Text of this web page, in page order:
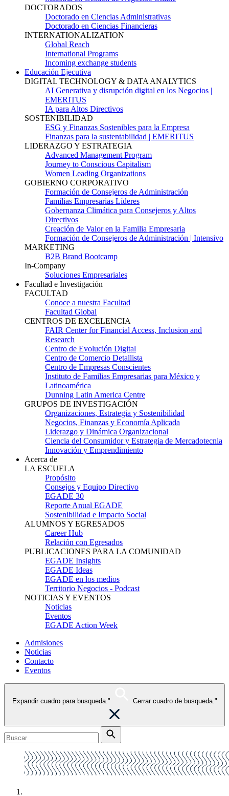
DOCTORADOS
Doctorado en Ciencias Administrativas
Doctorado en Ciencias Financieras
INTERNATIONALIZATION
Global Reach
International Programs
Incoming exchange students
Educación Ejecutiva
DIGITAL TECHNOLOGY & DATA ANALYTICS
AI Generativa y disrupción digital en los Negocios |
EMERITUS
IA para Altos Directivos
SOSTENIBILIDAD
ESG y Finanzas Sostenibles para la Empresa
Finanzas para la sustentabilidad | EMERITUS
LIDERAZGO Y ESTRATEGIA
Advanced Management Program
Journey to Conscious Capitalism
Women Leading Organizations
GOBIERNO CORPORATIVO
Formación de Consejeros de Administración
Familias Empresarias Líderes
Gobernanza Climática para Consejeros y Altos
Directivos
Creación de Valor en la Familia Empresaria
Formación de Consejeros de Administración | Intensivo
MARKETING
B2B Brand Bootcamp
In-Company
Soluciones Empresariales
Facultad e Investigación
FACULTAD
Conoce a nuestra Facultad
Facultad Global
CENTROS DE EXCELENCIA
FAIR Center for Financial Access, Inclusion and
Research
Centro de Evolución Digital
Centro de Comercio Detallista
Centro de Empresas Conscientes
Instituto de Familias Empresarias para México y
Latinoamérica
Dunning Latin America Centre
GRUPOS DE INVESTIGACIÓN
Organizaciones, Estrategia y Sostenibilidad
Negocios, Finanzas y Economía Aplicada
Liderazgo y Dinámica Organizacional
Ciencia del Consumidor y Estrategia de Mercadotecnia
Innovación y Emprendimiento
Acerca de
LA ESCUELA
Propósito
Consejos y Equipo Directivo
EGADE 30
Reporte Anual EGADE
Sostenibilidad e Impacto Social
ALUMNOS Y EGRESADOS
Career Hub
Relación con Egresados
PUBLICACIONES PARA LA COMUNIDAD
EGADE Insights
EGADE Ideas
EGADE en los medios
Territorio Negocios - Podcast
NOTICIAS Y EVENTOS
Noticias
Eventos
EGADE Action Week
Admisiones
Noticias
Contacto
Eventos
Expandir cuadro para busqueda." Cerrar cuadro de busqueda."